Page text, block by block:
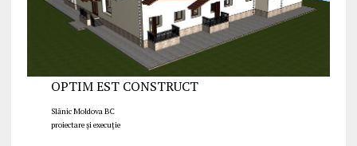
OPTIM EST CONSTRUCT
Slănic Moldova BC
proiectare și execuție